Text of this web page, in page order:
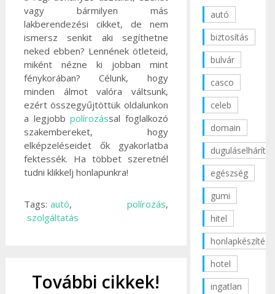
vagy bármilyen más
lakberendezési cikket, de nem
ismersz senkit aki segíthetne
neked ebben? Lennének ötleteid,
miként nézne ki jobban mint
fénykorában? Célunk, hogy
minden álmot valóra váltsunk,
ezért összegyűjtöttük oldalunkon
a legjobbpolírozással foglalkozó
szakembereket, hogy
elképzeléseidet ők gyakorlatba
fektessék. Ha többet szeretnél
tudni klikkelj honlapunkra!
Tags: autó, polírozás,
szolgáltatás
További cikkek!
autó
biztosítás
bulvár
casco
celeb
domain
duguláselhárítás
egészség
gumi
hitel
honlapkészítés
hotel
ingatlan